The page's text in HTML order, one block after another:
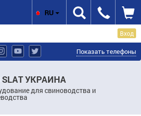
Вход
Показать телефоны
SLAT УКРАИНА
для свиноводства и
RU